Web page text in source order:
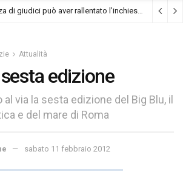
Bayesian, la carenza di giudici può aver rallentato l’inchiesta (Cronaca)
Attualità
edizione
via la sesta edizione del Big Blu, il
e del mare di Roma
sabato 11 febbraio 2012